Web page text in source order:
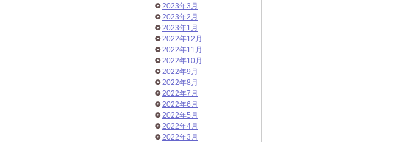
2023年3月
2023年2月
2023年1月
2022年12月
2022年11月
2022年10月
2022年9月
2022年8月
2022年7月
2022年6月
2022年5月
2022年4月
2022年3月